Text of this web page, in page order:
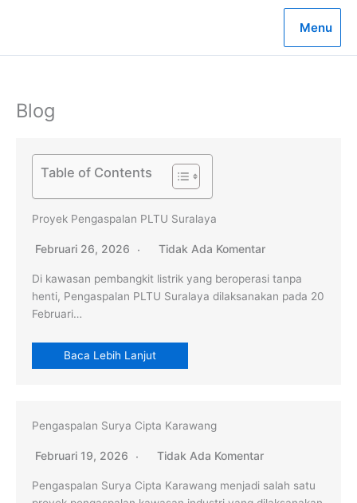
Menu
Blog
Table of Contents
Proyek Pengaspalan PLTU Suralaya
Februari 26, 2026 Tidak Ada Komentar
Di kawasan pembangkit listrik yang beroperasi tanpa
henti, Pengaspalan PLTU Suralaya dilaksanakan pada 20
Februari…
Baca Lebih Lanjut
Pengaspalan Surya Cipta Karawang
Februari 19, 2026 Tidak Ada Komentar
Pengaspalan Surya Cipta Karawang menjadi salah satu